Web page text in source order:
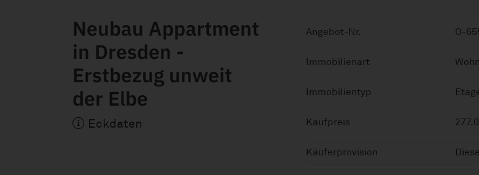
Neubau Appartment
in Dresden -
Erstbezug unweit
der Elbe
Eckdaten
Angebot-Nr. O-
Immobilienart
Immobilientyp
Kaufpreis
Käuferprovision